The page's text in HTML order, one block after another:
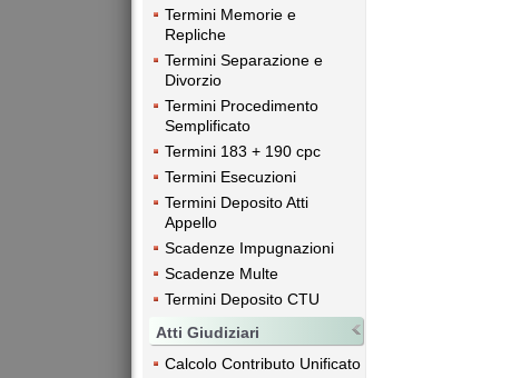
Termini Memorie e
Repliche
Termini Separazione e
Divorzio
Termini Procedimento
Semplificato
Termini 183 + 190 cpc
Termini Esecuzioni
Termini Deposito Atti
Appello
Scadenze Impugnazioni
Scadenze Multe
Termini Deposito CTU
Atti Giudiziari
Calcolo Contributo Unificato